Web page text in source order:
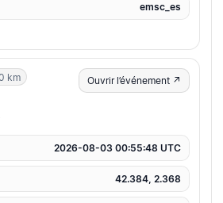
emsc_es
km Ouvrir l’événement ↗
2026-08-03 00:55:48 UTC
42.384, 2.368